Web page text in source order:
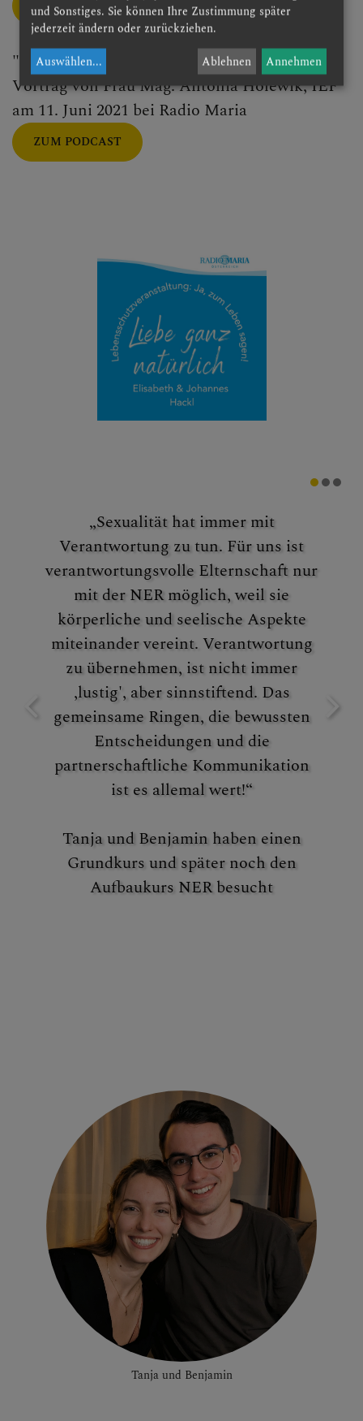
ZUM PODCAST
"Kinderwunsch und Reproduktionsmedizin":
Vortrag von Frau Mag. Antonia Holewik, IEF
am 11. Juni 2021 bei Radio Maria
ZUM PODCAST
„Sexualität hat immer mit
Verantwortung zu tun. Für uns ist
verantwortungsvolle Elternschaft nur
mit der NER möglich, weil sie
körperliche und seelische Aspekte
miteinander vereint. Verantwortung
zu übernehmen, ist nicht immer
,lustig', aber sinnstiftend. Das
gemeinsame Ringen, die bewussten
Entscheidungen und die
partnerschaftliche Kommunikation
ist es allemal wert!“
Tanja und Benjamin haben einen
Grundkurs und später noch den
Aufbaukurs NER besucht
Tanja und Benjamin
und Sonstiges. Sie können Ihre Zustimmung später
jederzeit ändern oder zurückziehen.
Auswählen... Ablehnen Annehmen